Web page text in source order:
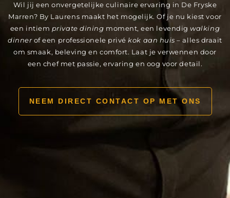
Wil jij een onvergetelijke culinaire ervaring in De Fryske
Marren? By Laurens maakt het mogelijk. Of je nu kiest voor
een intiem private dining moment, een levendigwalking
dinnerof een professionele privé kok aan huis – alles draait
om smaak, beleving en comfort. Laat je verwennen door
een chef met passie, ervaring en oog voor detail.
NEEM DIRECT CONTACT OP MET ONS